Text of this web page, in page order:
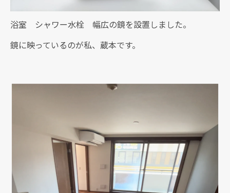
浴室 シャワー水栓 幅広の鏡を設置しました。
鏡に映っているのが私、蔵本です。